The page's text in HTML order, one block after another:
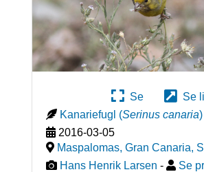
Se
Se
Kanariefugl (Serinus canaria)
2016-03-05
Maspalomas, Gran Canaria,
Hans Henrik Larsen - Se